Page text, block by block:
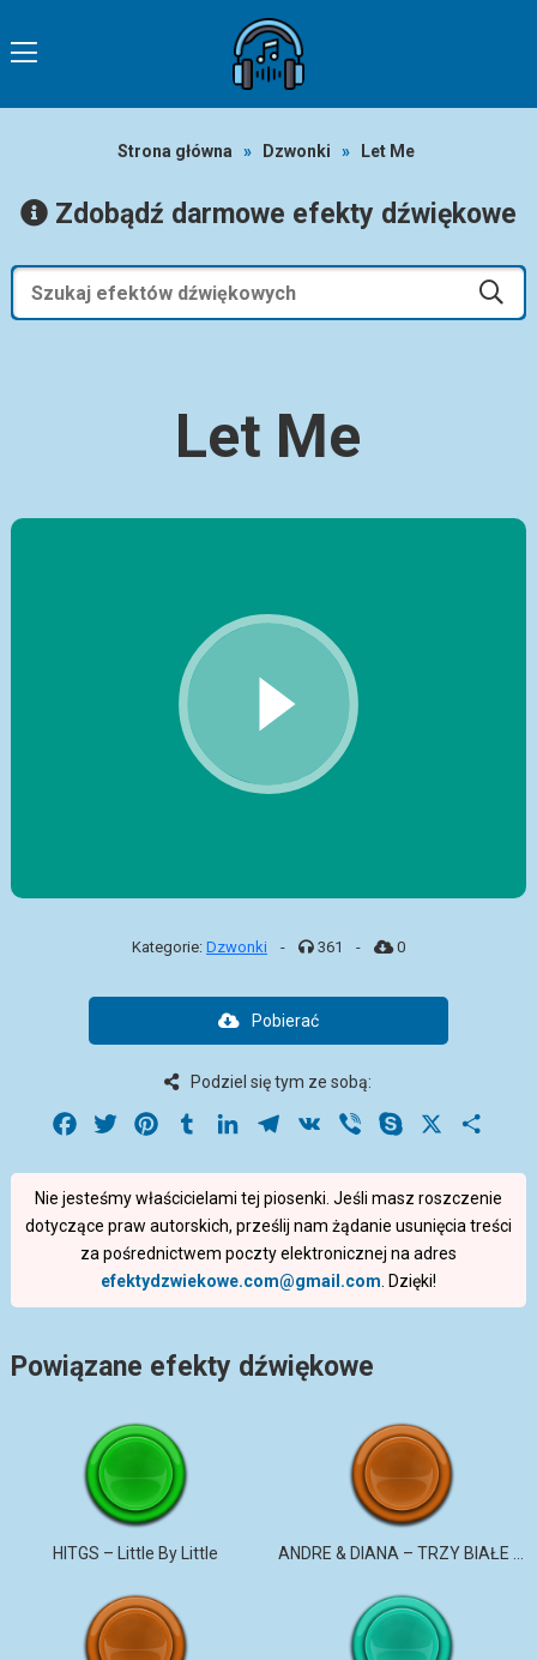
Strona główna » Dzwonki » Let Me
Zdobądź darmowe efekty dźwiękowe
Let Me
Kategorie: Dzwonki - 361 - 0
Pobierać
Podziel się tym ze sobą:
Facebook
Twitter PinterestTumblrLinkedInTelegram
VK Viber Skype
Nie jesteśmy właścicielami tej piosenki. Jeśli masz roszczenie
dotyczące praw autorskich, prześlij nam żądanie usunięcia treści
za pośrednictwem poczty elektronicznej na adres
efektydzwiekowe.com@gmail.com . Dzięki!
Powiązane efekty dźwiękowe
HITGS – Little By Little